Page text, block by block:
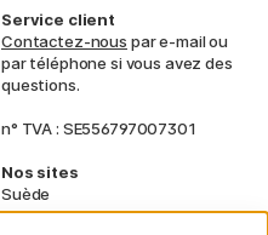
Service client
Contactez-nous par e-mail ou
par téléphone si vous avez des
questions.
n° TVA : SE556797007301
Nos sites
Suède
Norvège